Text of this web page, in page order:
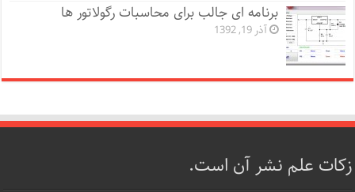
برنامه ای جالب برای محاسبات رگولاتور ها
آذر 19, 1392
زکات علم نشر آن است.